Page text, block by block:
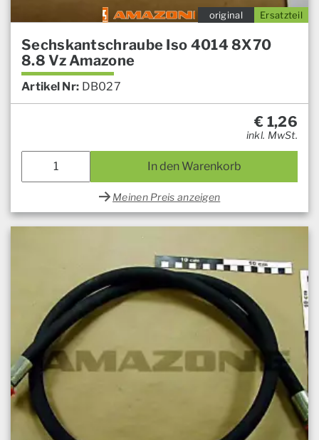
Ersatzteil
original
Sechskantschraube Iso 4014 8X70
8.8 Vz Amazone
Artikel Nr: DB027
€ 1,26
inkl. MwSt.
In den Warenkorb
Meinen Preis anzeigen